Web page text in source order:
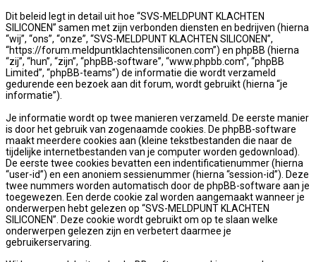
Dit beleid legt in detail uit hoe “SVS-MELDPUNT KLACHTEN
SILICONEN” samen met zijn verbonden diensten en bedrijven (hierna
“wij”, “ons”, “onze”, “SVS-MELDPUNT KLACHTEN SILICONEN”,
“https://forum.meldpuntklachtensiliconen.com”) en phpBB (hierna
“zij”, “hun”, “zijn”, “phpBB-software”, “www.phpbb.com”, “phpBB
Limited”, “phpBB-teams”) de informatie die wordt verzameld
gedurende een bezoek aan dit forum, wordt gebruikt (hierna “je
informatie”).
Je informatie wordt op twee manieren verzameld. De eerste manier
is door het gebruik van zogenaamde cookies. De phpBB-software
maakt meerdere cookies aan (kleine tekstbestanden die naar de
tijdelijke internetbestanden van je computer worden gedownload).
De eerste twee cookies bevatten een indentificatienummer (hierna
“user-id”) en een anoniem sessienummer (hierna “session-id”). Deze
twee nummers worden automatisch door de phpBB-software aan je
toegewezen. Een derde cookie zal worden aangemaakt wanneer je
onderwerpen hebt gelezen op “SVS-MELDPUNT KLACHTEN
SILICONEN”. Deze cookie wordt gebruikt om op te slaan welke
onderwerpen gelezen zijn en verbetert daarmee je
gebruikerservaring.